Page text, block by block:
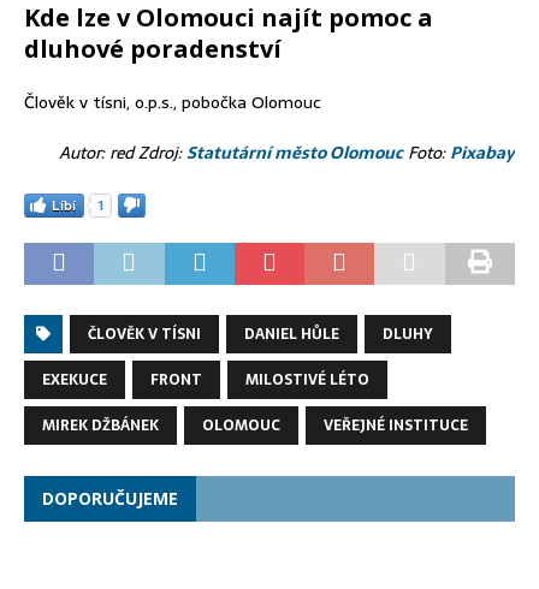
Kde lze v Olomouci najít pomoc a
dluhové poradenství
Člověk v tísni, o.p.s., pobočka Olomouc
Autor: red Zdroj:Statutární město OlomoucFoto:Pixabay
Líbí 1
ČLOVĚK V TÍSNI DANIEL HŮLE
DLUHY
EXEKUCE
FRONT
MILOSTIVÉ LÉTO
MIREK DŽBÁNEK
OLOMOUC VEŘEJNÉ INSTITUCE
DOPORUČUJEME